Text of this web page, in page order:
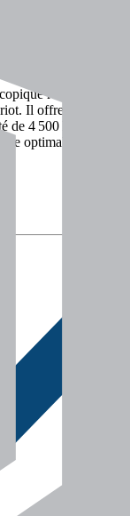
rotatif 3‑en‑1
Il offre une
de 4 500 kg et un
optimale sur vos